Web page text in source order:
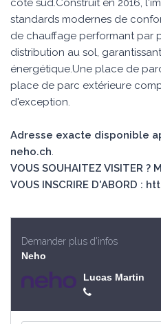
côté sud.Construit en 2016,
standards modernes de
de chauffage performant par
distribution au sol,
énergétique.Une place de
place de parc extérieure
d'exception.
Adresse exacte disponible
neho.ch.
VOUS SOUHAITEZ VISITER ?
VOUS INSCRIRE D'ABORD
Demander plus d'infos
Neho
Lucas Martin